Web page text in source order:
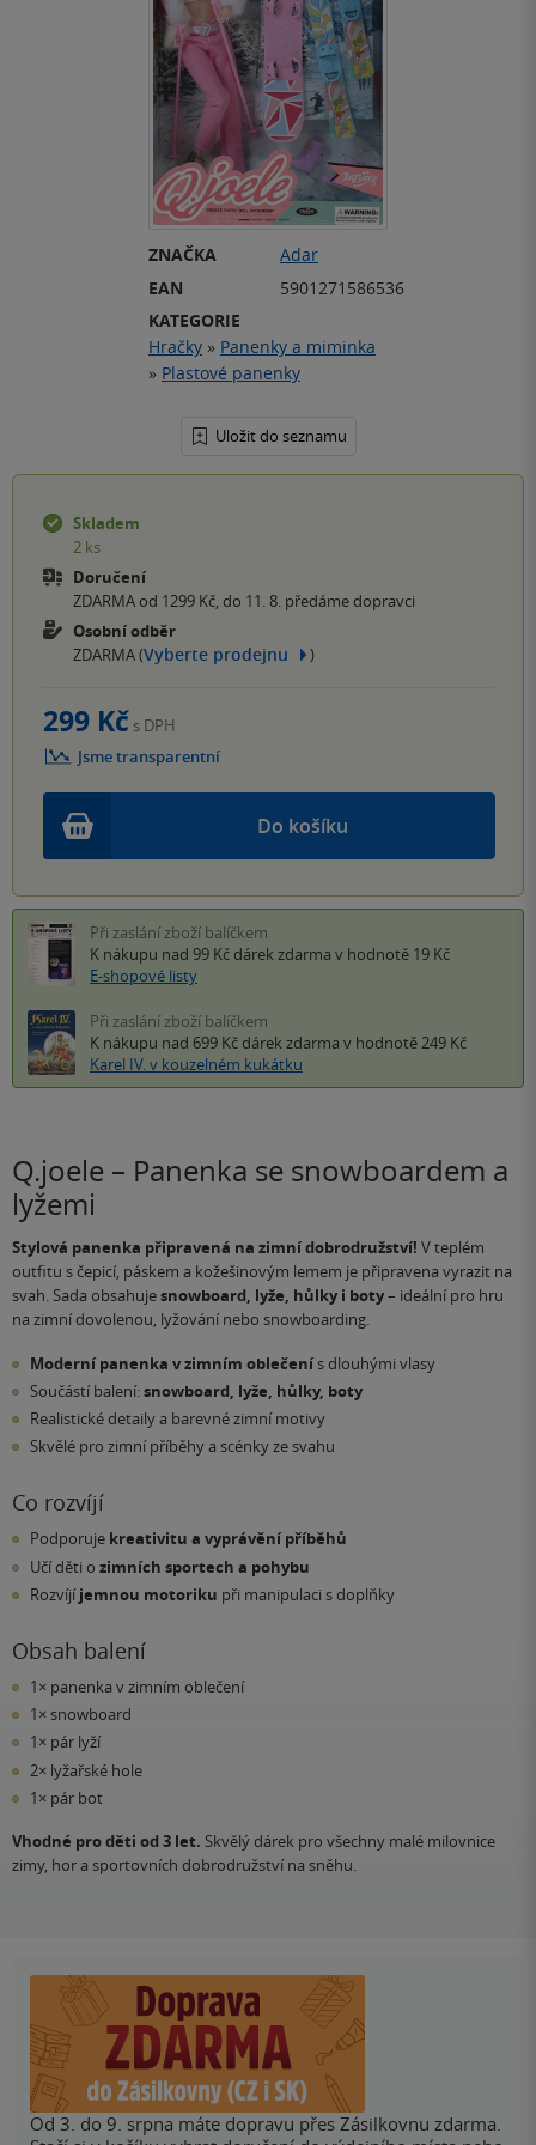
ZNAČKA
Adar
EAN
5901271586536
KATEGORIE
Hračky » Panenky a miminka
» Plastové panenky
Uložit do seznamu
Skladem
2 ks
Doručení
ZDARMA od 1299 Kč, do 11. 8. předáme dopravci
Osobní odběr
ZDARMA (Vyberte prodejnu )
Do košíku
299 Kč s DPH
Jsme transparentní
Při zaslání zboží balíčkem
K nákupu nad 99 Kč dárek zdarma v hodnotě 19 Kč
E-shopové listy
Při zaslání zboží balíčkem
K nákupu nad 699 Kč dárek zdarma v hodnotě 249 Kč
Karel IV. v kouzelném kukátku
Q.joele – Panenka se snowboardem a
lyžemi
Stylová panenka připravená na zimní dobrodružství! V teplém
outfitu s čepicí, páskem a kožešinovým lemem je připravena vyrazit na
svah. Sada obsahujesnowboard, lyže, hůlky i boty– ideální pro hru
na zimní dovolenou, lyžování nebo snowboarding.
Moderní panenka v zimním oblečenís dlouhými vlasy
Součástí balení:snowboard, lyže, hůlky, boty
Realistické detaily a barevné zimní motivy
Skvělé pro zimní příběhy a scénky ze svahu
Co rozvíjí
Podporuje kreativitu a vyprávění příběhů
Učí děti o zimních sportech a pohybu
Rozvíjíjemnou motoriku při manipulaci s doplňky
Obsah balení
1× panenka v zimním oblečení
1× snowboard
1× pár lyží
2× lyžařské hole
1× pár bot
Vhodné pro děti od 3 let. Skvělý dárek pro všechny malé milovnice
zimy, hor a sportovních dobrodružství na sněhu.
Od 3. do 9. srpna máte dopravu přes Zásilkovnu zdarma.